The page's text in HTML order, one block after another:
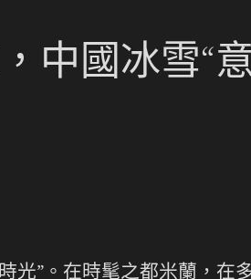
中國冰雪“
光”。在時髦之都米蘭，在